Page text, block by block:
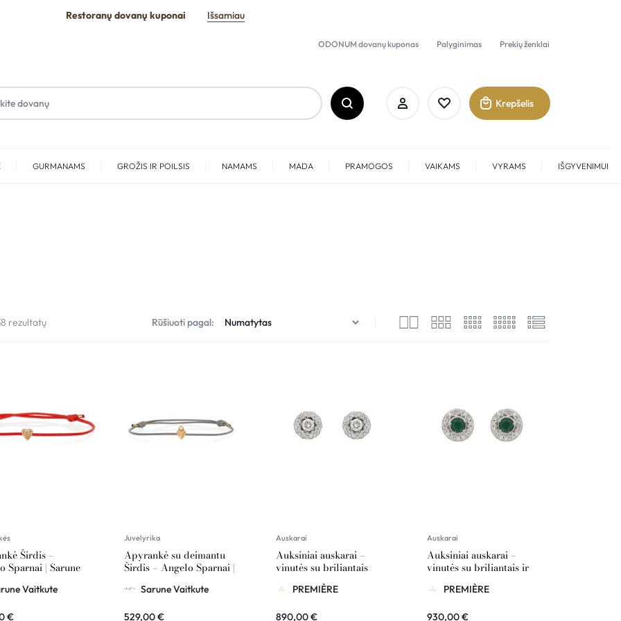
Restoranų dovanų kuponai Išsamiau
ODONUM dovanų kuponas Palyginimas Prekių ženklai
Palyginimas
Krepšelis
GURMANAMS GROŽIS IR POILSIS NAMAMS MADA PRAMOGOS VAIKAMS VYRAMS IŠGYVENIMUI
rezultatų Rūšiuoti pagal:
Širdis –
Sparnai | Sarune
Vaitkute
€
Juvelyrika
Apyrankė su deimantu
Širdis – Angelo Sparnai |
Sarune Vaitkute
529,00€
Auskarai
Auksiniai auskarai –
vinutės su briliantais
PREMIÈRE
890,00€
Auskarai
Auksiniai auskarai –
vinutės su briliantais ir
smaragdais
PREMIÈRE
930,00€